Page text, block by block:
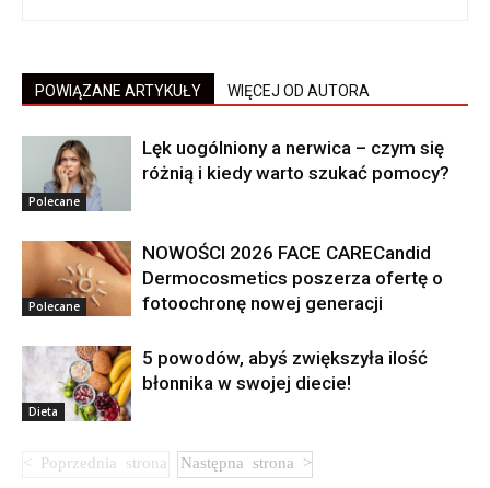
POWIĄZANE ARTYKUŁY WIĘCEJ OD AUTORA
Polecane
Lęk uogólniony a nerwica – czym się
różnią i kiedy warto szukać pomocy?
Polecane
NOWOŚCI 2026 FACE CARECandid
Dermocosmetics poszerza ofertę o
fotoochronę nowej generacji
Dieta
5 powodów, abyś zwiększyła ilość
błonnika w swojej diecie!